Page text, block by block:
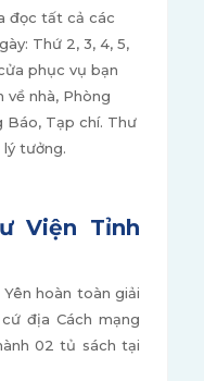
đọc tất cả các
Thứ 2, 3, 4, 5,
phục vụ bạn
về nhà, Phòng
Báo, Tạp chí. Thư
lý tưởng.
Viện Tỉnh
Yên hoàn toàn giải
địa Cách mạng
02 tủ sách tại